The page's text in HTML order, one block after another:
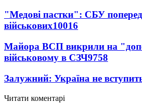
"Медові пастки": СБУ
військових10016
Майора ВСП викрили на
військовому в СЗЧ9758
Залужний: Україна не
Читати коментарі